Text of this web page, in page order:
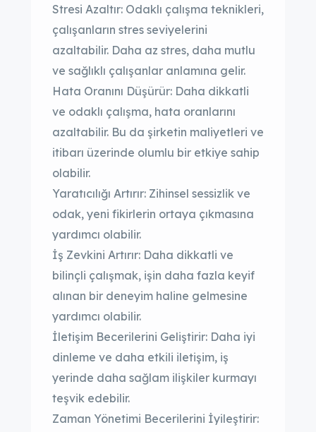
Stresi Azaltır: Odaklı çalışma teknikleri,
çalışanların stres seviyelerini
azaltabilir. Daha az stres, daha mutlu
ve sağlıklı çalışanlar anlamına gelir.
Hata Oranını Düşürür: Daha dikkatli
ve odaklı çalışma, hata oranlarını
azaltabilir. Bu da şirketin maliyetleri ve
itibarı üzerinde olumlu bir etkiye sahip
olabilir.
Yaratıcılığı Artırır: Zihinsel sessizlik ve
odak, yeni fikirlerin ortaya çıkmasına
yardımcı olabilir.
İş Zevkini Artırır: Daha dikkatli ve
bilinçli çalışmak, işin daha fazla keyif
alınan bir deneyim haline gelmesine
yardımcı olabilir.
İletişim Becerilerini Geliştirir: Daha iyi
dinleme ve daha etkili iletişim, iş
yerinde daha sağlam ilişkiler kurmayı
teşvik edebilir.
Zaman Yönetimi Becerilerini İyileştirir: